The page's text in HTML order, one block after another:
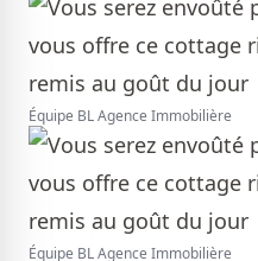
Équipe BL Agence Immobilière
Équipe BL Agence Immobilière